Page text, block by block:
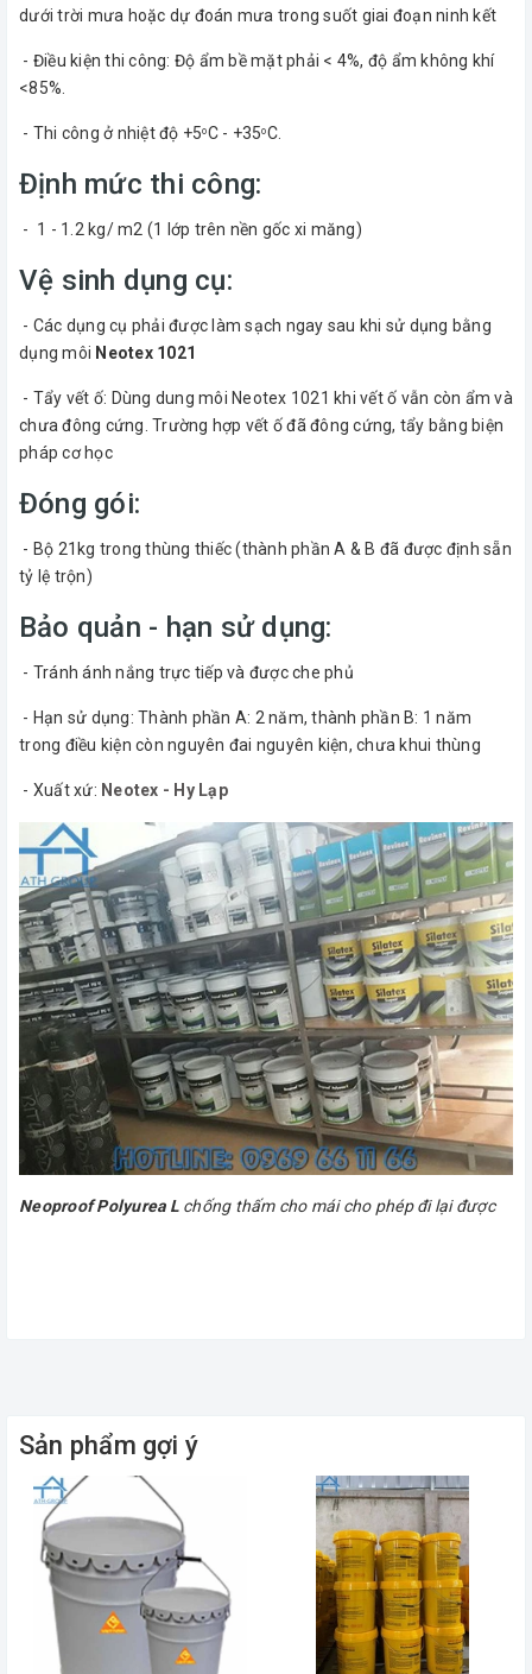
dưới trời mưa hoặc dự đoán mưa trong suốt giai đoạn ninh kết
- Điều kiện thi công: Độ ẩm bề mặt phải < 4%, độ ẩm không khí
<85%.
- Thi công ở nhiệt độ +5oC - +35oC.
Định mức thi công:
- 1 - 1.2 kg/ m2 (1 lớp trên nền gốc xi măng)
Vệ sinh dụng cụ:
- Các dụng cụ phải được làm sạch ngay sau khi sử dụng bằng
dụng môi Neotex 1021
- Tẩy vết ố: Dùng dung môi Neotex 1021 khi vết ố vẫn còn ẩm và
chưa đông cứng. Trường hợp vết ố đã đông cứng, tẩy bằng biện
pháp cơ học
Đóng gói:
- Bộ 21kg trong thùng thiếc (thành phần A & B đã được định sẵn
tỷ lệ trộn)
Bảo quản - hạn sử dụng:
- Tránh ánh nắng trực tiếp và được che phủ
- Hạn sử dụng: Thành phần A: 2 năm, thành phần B: 1 năm
trong điều kiện còn nguyên đai nguyên kiện, chưa khui thùng
- Xuất xứ: Neotex - Hy Lạp
Neoproof Polyurea Lchống thấm cho mái cho phép đi lại được
Sản phẩm gợi ý